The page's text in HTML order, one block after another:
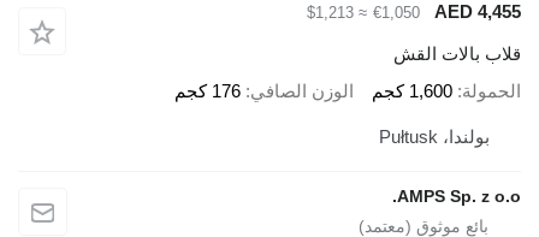
AED 4,455
€1,050
≈ $1,213
قلاب بالات القش
الحمولة 1,600 كجم الوزن الصافي 176 كجم
بولندا، Pułtusk
AMPS Sp. z o.o.